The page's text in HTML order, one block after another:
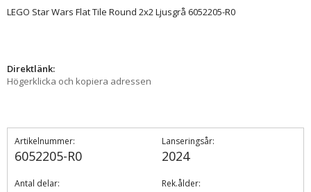
LEGO Star Wars Flat Tile Round 2x2 Ljusgrå 6052205-R0
Direktlänk:
Högerklicka och kopiera adressen
Artikelnummer:
6052205-R0
Lanseringsår:
2024
Antal delar: Rek.ålder: